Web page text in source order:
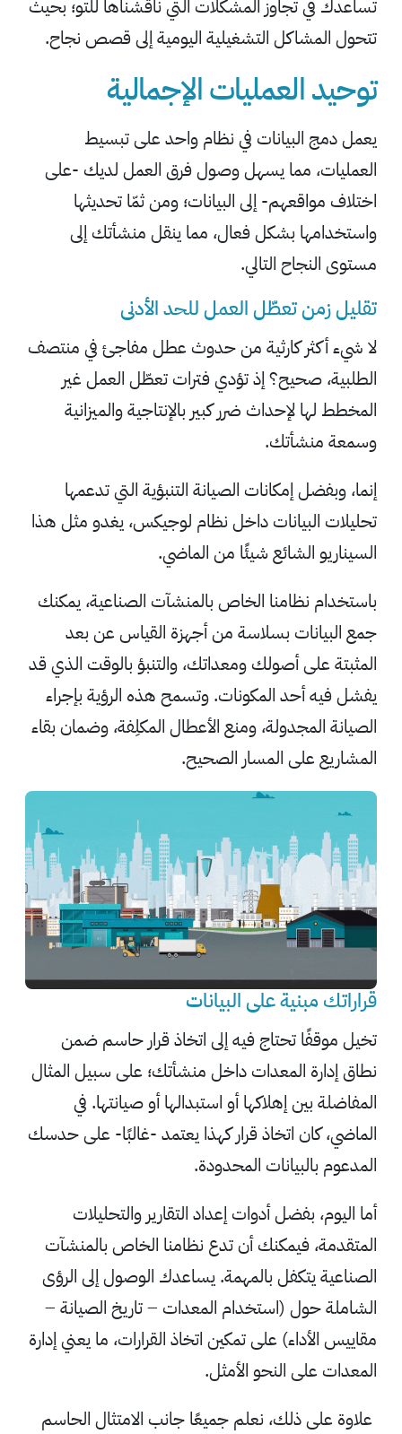
تساعدك في تجاوز المشكلات التي ناقشناها للتو؛ بحيث
تتحول المشاكل التشغيلية اليومية إلى قصص نجاح.
توحيد العمليات الإجمالية
يعمل دمج البيانات في نظام واحد على تبسيط
العمليات، مما يسهل وصول فرق العمل لديك -على
اختلاف مواقعهم- إلى البيانات؛ ومن ثمّا تحديثها
واستخدامها بشكل فعال، مما ينقل منشأتك إلى
مستوى النجاح التالي.
تقليل زمن تعطّل العمل للحد الأدنى
لا شيء أكثر كارثية من حدوث عطل مفاجئ في منتصف
الطلبية، صحيح؟ إذ تؤدي فترات تعطّل العمل غير
المخطط لها لإحداث ضرر كبير بالإنتاجية والميزانية
وسمعة منشأتك.
إنما، وبفضل إمكانات الصيانة التنبؤية التي تدعمها
تحليلات البيانات داخل نظام لوجيكس، يغدو مثل هذا
السيناريو الشائع شيئًا من الماضي.
باستخدام نظامنا الخاص بالمنشآت الصناعية، يمكنك
جمع البيانات بسلاسة من أجهزة القياس عن بعد
المثبتة على أصولك ومعداتك، والتنبؤ بالوقت الذي قد
يفشل فيه أحد المكونات. وتسمح هذه الرؤية بإجراء
الصيانة المجدولة، ومنع الأعطال المكلِفة، وضمان بقاء
المشاريع على المسار الصحيح.
قراراتك مبنية على البيانات
تخيل موقفًا تحتاج فيه إلى اتخاذ قرار حاسم ضمن
نطاق إدارة المعدات داخل منشأتك؛ على سبيل المثال
المفاضلة بين إهلاكها أو استبدالها أو صيانتها. في
الماضي، كان اتخاذ قرار كهذا يعتمد -غالبًا- على حدسك
المدعوم بالبيانات المحدودة.
أما اليوم، بفضل أدوات إعداد التقارير والتحليلات
المتقدمة، فيمكنك أن تدع نظامنا الخاص بالمنشآت
الصناعية يتكفل بالمهمة. يساعدك الوصول إلى الرؤى
الشاملة حول (استخدام المعدات – تاريخ الصيانة –
مقاييس الأداء) على تمكين اتخاذ القرارات، ما يعني إدارة
المعدات على النحو الأمثل.
علاوة على ذلك، نعلم جميعًا جانب الامتثال الحاسم